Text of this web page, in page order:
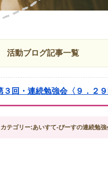
活動ブログ記事一覧
３回・連続勉強会〈９．２９
カテゴリー:あいすて-ぴーすの連続勉